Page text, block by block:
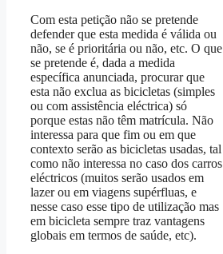
Com esta petição não se pretende
defender que esta medida é válida ou
não, se é prioritária ou não, etc. O que
se pretende é, dada a medida
específica anunciada, procurar que
esta não exclua as bicicletas (simples
ou com assistência eléctrica) só
porque estas não têm matrícula. Não
interessa para que fim ou em que
contexto serão as bicicletas usadas, tal
como não interessa no caso dos carros
eléctricos (muitos serão usados em
lazer ou em viagens supérfluas, e
nesse caso esse tipo de utilização mas
em bicicleta sempre traz vantagens
globais em termos de saúde, etc).